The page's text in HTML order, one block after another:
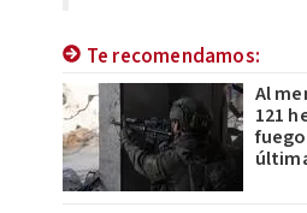
Te recomendamos:
Al
121